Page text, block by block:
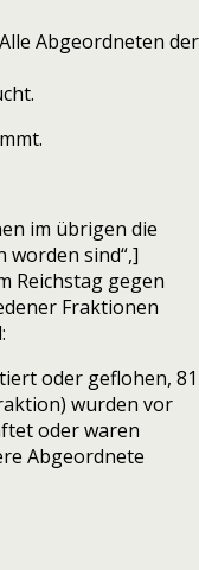
Abgeordneten der
im übrigen die
sind“,]
Reichstag gegen
Fraktionen
oder geflohen, 81
wurden vor
oder waren
Abgeordnete